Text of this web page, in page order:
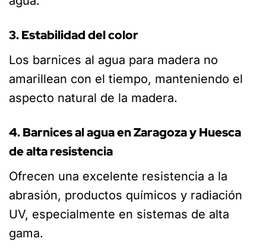
3. Estabilidad del color
Los barnices al agua para madera no
amarillean con el tiempo, manteniendo el
aspecto natural de la madera.
4. Barnices al agua en Zaragoza y Huesca
de alta resistencia
Ofrecen una excelente resistencia a la
abrasión, productos químicos y radiación
UV, especialmente en sistemas de alta
gama.